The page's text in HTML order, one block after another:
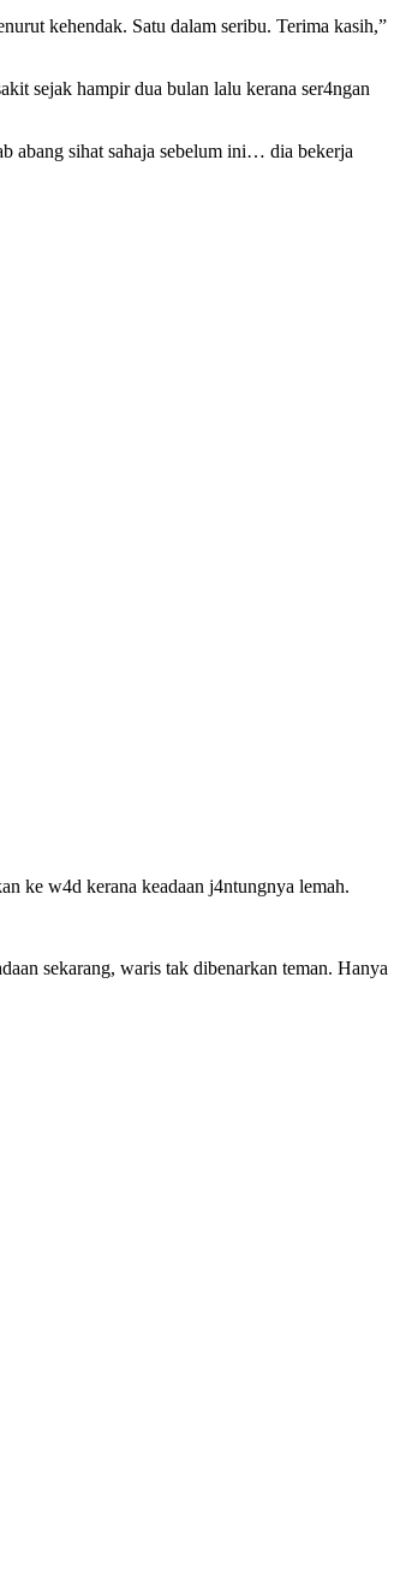
kehendak. Satu dalam seribu. Terima kasih,”
sejak hampir dua bulan lalu kerana ser4ngan
abang sihat sahaja sebelum ini… dia bekerja
ke w4d kerana keadaan j4ntungnya lemah.
sekarang, waris tak dibenarkan teman. Hanya